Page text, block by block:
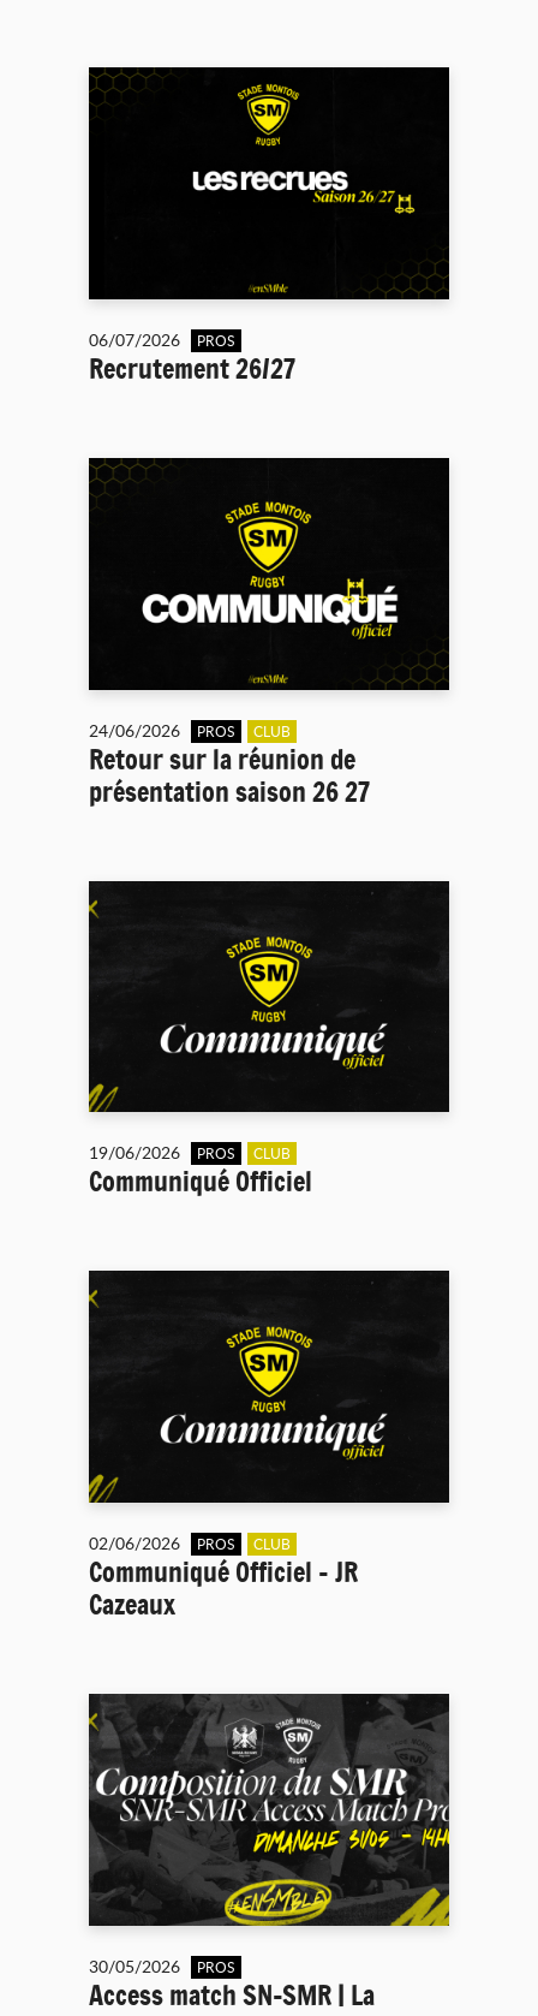
06/07/2026 PROS
Recrutement 26/27
24/06/2026 PROS CLUB
Retour sur la réunion de
présentation saison 26 27
19/06/2026 PROS CLUB
Communiqué Officiel
02/06/2026 PROS CLUB
Communiqué Officiel - JR
Cazeaux
30/05/2026 PROS
Access match SN-SMR | La